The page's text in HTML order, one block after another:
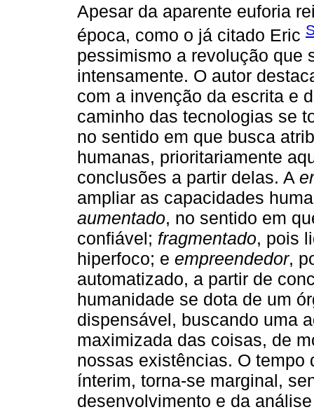
Apesar da aparente euforia
época, como o já citado Eric
pessimismo a revolução que
intensamente. O autor
com a invenção da escrita e
caminho das tecnologias se
no sentido em que busca
humanas, prioritariamente
conclusões a partir delas. A
ampliar as capacidades
aumentado, no sentido em
confiável; fragmentado, pois
hiperfoco; e empreendedor,
automatizado, a partir de
humanidade se dota de um
dispensável, buscando uma
maximizada das coisas, de
nossas existências. O tempo
ínterim, torna-se marginal,
desenvolvimento e da